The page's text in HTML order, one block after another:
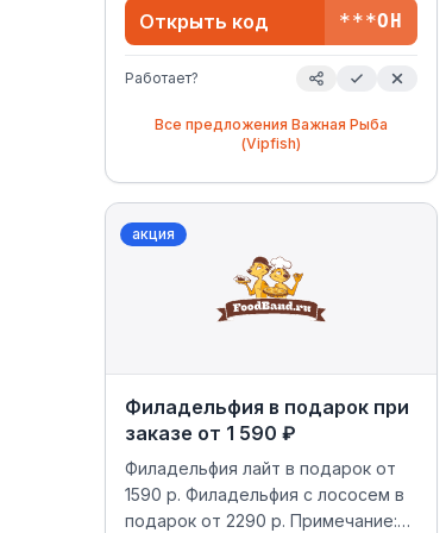
Открыть код ***ОН
Работает?
Все предложения Важная Рыба
(Vipfish)
акция
Филадельфия в подарок при
заказе от 1 590 ₽
Филадельфия лайт в подарок от
1590 р. Филадельфия с лососем в
подарок от 2290 р. Примечание: